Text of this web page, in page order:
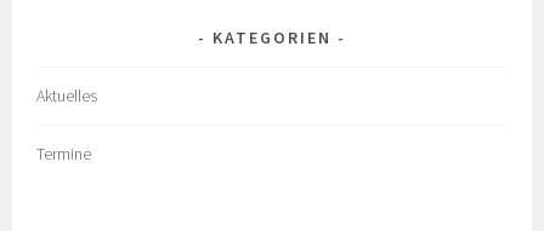
KATEGORIEN
Aktuelles
Termine